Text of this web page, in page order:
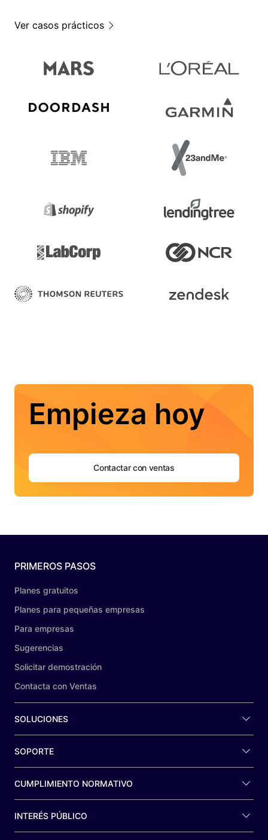
Ver casos prácticos
Empieza hoy
Contactar con ventas
PRIMEROS PASOS
Planes gratuitos
Planes para pequeñas empresas
Para empresas
Sugerencias
Solicitar demostración
Contacta con Ventas
SOLUCIONES
SOPORTE
CUMPLIMIENTO NORMATIVO
INTERÉS PÚBLICO